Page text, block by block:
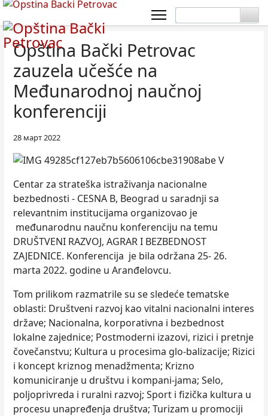
Opština Bački Petrovac
zauzela učešće na
Međunarodnoj naučnoj
konferenciji
28 март 2022
Centar za strateška istraživanja nacionalne
bezbednosti - CESNA B, Beograd u saradnji sa
relevantnim institucijama organizovao je
međunarodnu naučnu konferenciju na temu
DRUŠTVENI RAZVOJ, AGRAR I BEZBEDNOST
ZAJEDNICE. Konferencija je bila održana 25- 26.
marta 2022. godine u Aranđelovcu.
Tom prilikom razmatrile su se sledeće tematske
oblasti: Društveni razvoj kao vitalni nacionalni interes
države; Nacionalna, korporativna i bezbednost
lokalne zajednice; Postmoderni izazovi, rizici i pretnje
čovečanstvu; Кultura u procesima glo-balizacije; Rizici
i koncept kriznog menadžmenta; Кrizno
komuniciranje u društvu i kompani-jama; Selo,
poljoprivreda i ruralni razvoj; Sport i fizička kultura u
procesu unapređenja društva; Turizam u promociji